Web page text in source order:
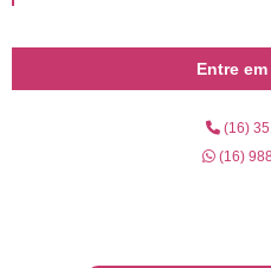
Entre
(16)
(16)